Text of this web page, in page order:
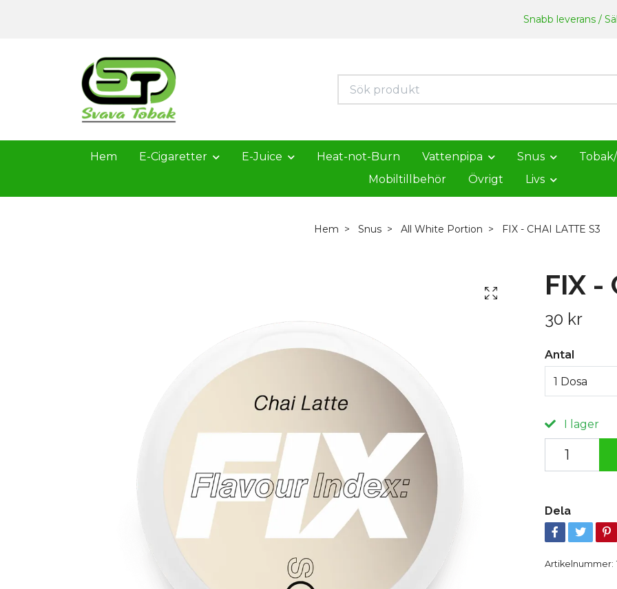
Snabb leverans /
Hem E-Cigaretter E-Juice Heat-not-Burn Vattenpipa Snus
Mobiltillbehör
Övrigt Livs
Hem Snus All White Portion FIX - CHAI LATTE S3
FIX -
30 kr
Antal
1 Dosa
I lager
Dela
Artikelnummer: